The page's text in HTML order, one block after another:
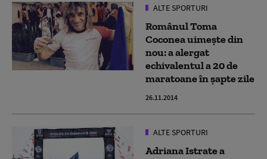
ALTE SPORTURI
Românul Toma
Coconea uimește din
nou: a alergat
echivalentul a 20 de
maratoane în șapte zile
26.11.2014
ALTE SPORTURI
Adriana Istrate a